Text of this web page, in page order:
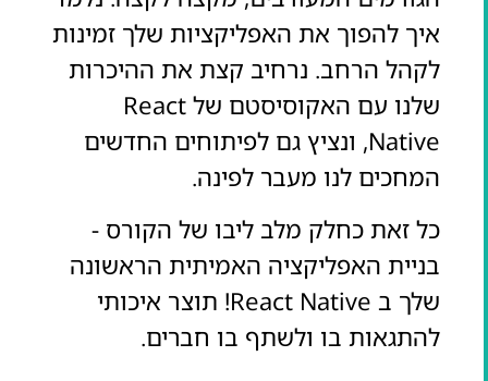
איך להפוך את האפליקציות שלך זמינות
לקהל הרחב. נרחיב קצת את ההיכרות
שלנו עם האקוסיסטם של React
Native, ונציץ גם לפיתוחים החדשים
המחכים לנו מעבר לפינה.
כל זאת כחלק מלב ליבו של הקורס -
בניית האפליקציה האמיתית הראשונה
שלך ב React Native! תוצר איכותי
להתגאות בו ולשתף בו חברים.